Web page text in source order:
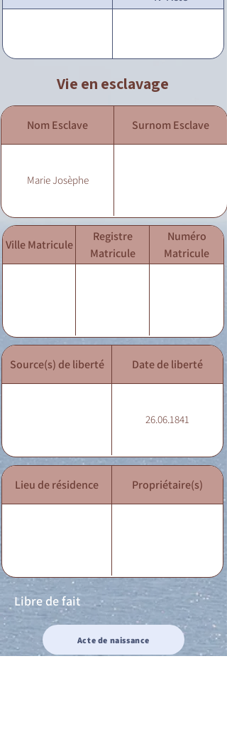
Vie en esclavage
Nom Esclave Surnom Esclave
Marie Josèphe
Ville Matricule
Registre
Matricule
Numéro
Matricule
Source(s) de liberté Date de liberté
26.06.1841
Lieu de résidence Propriétaire(s)
Libre de fait
Acte de naissance